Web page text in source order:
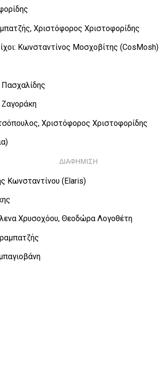
Χριστόφορος Χριστοφορίδης
Κωνσταντίνος Μοσχοβίτης (CosMosh)
Ζαγοράκη
Χριστόφορος Χριστοφορίδης
ΔΙΑΦΗΜΙΣΗ
Κωνσταντίνου (Elaris)
Χρυσοχόου, Θεοδώρα Λογοθέτη